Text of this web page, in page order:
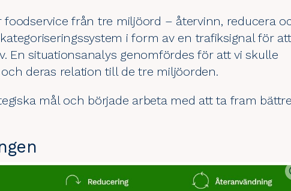
från tre miljöord – återvinn, reducera
i form av en trafiksignal för
En situationsanalys genomfördes för att vi skulle
deras relation till de tre miljöorden.
mål och började arbeta med att ta fram bättre